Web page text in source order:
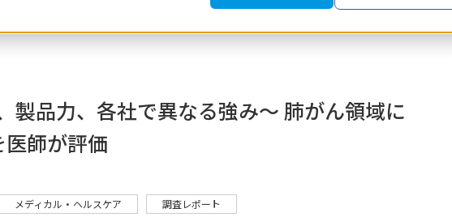
製品力、各社で異なる強み～ 肺がん領域に
師が評価
メディカル・ヘルスケア 調査レポート